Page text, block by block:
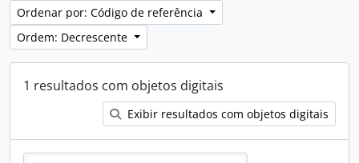
Ordenar por: Código de referência
Ordem: Decrescente
1 resultados com objetos digitais
Exibir resultados com objetos digitais